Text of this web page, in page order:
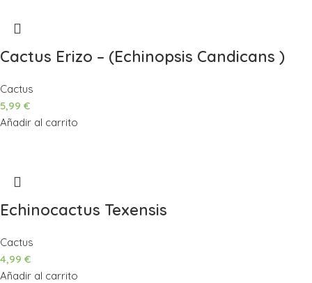
Cactus Erizo – (Echinopsis Candicans )
Cactus
5,99 €
Añadir al carrito
Echinocactus Texensis
Cactus
4,99 €
Añadir al carrito